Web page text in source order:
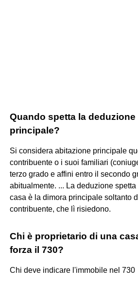
Quando spetta la
principale?
Si considera abitazione principale
contribuente o i suoi familiari
terzo grado e affini entro il secondo
abitualmente. ... La deduzione
casa è la dimora principale soltanto
contribuente, che lì risiedono.
Chi è proprietario di una
forza il 730?
Chi deve indicare l'immobile nel 730